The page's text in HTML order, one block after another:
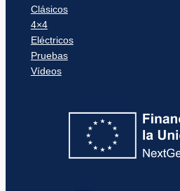
Clásicos
4×4
Eléctricos
Pruebas
Vídeos